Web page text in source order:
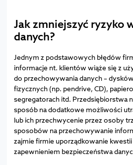
Jak zmniejszyć ryzyko
danych?
Jednym z podstawowych błędów
informacje nt. klientów wiąże się z
do przechowywania danych –
fizycznych (np. pendrive, CD),
segregatorach itd. Przedsiębiorstwa
sposób na dodatkowe możliwości
lub ich przechwycenie przez osoby
sposobów na przechowywanie
zajmie firmie uporządkowanie
zapewnieniem bezpieczeństwa